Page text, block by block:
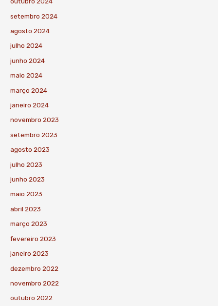
setembro 2024
agosto 2024
julho 2024
junho 2024
maio 2024
março 2024
janeiro 2024
novembro 2023
setembro 2023
agosto 2023
julho 2023
junho 2023
maio 2023
abril 2023
março 2023
fevereiro 2023
janeiro 2023
dezembro 2022
novembro 2022
outubro 2022